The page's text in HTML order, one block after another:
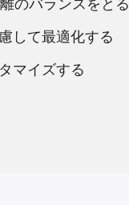
して最適化する
マイズする